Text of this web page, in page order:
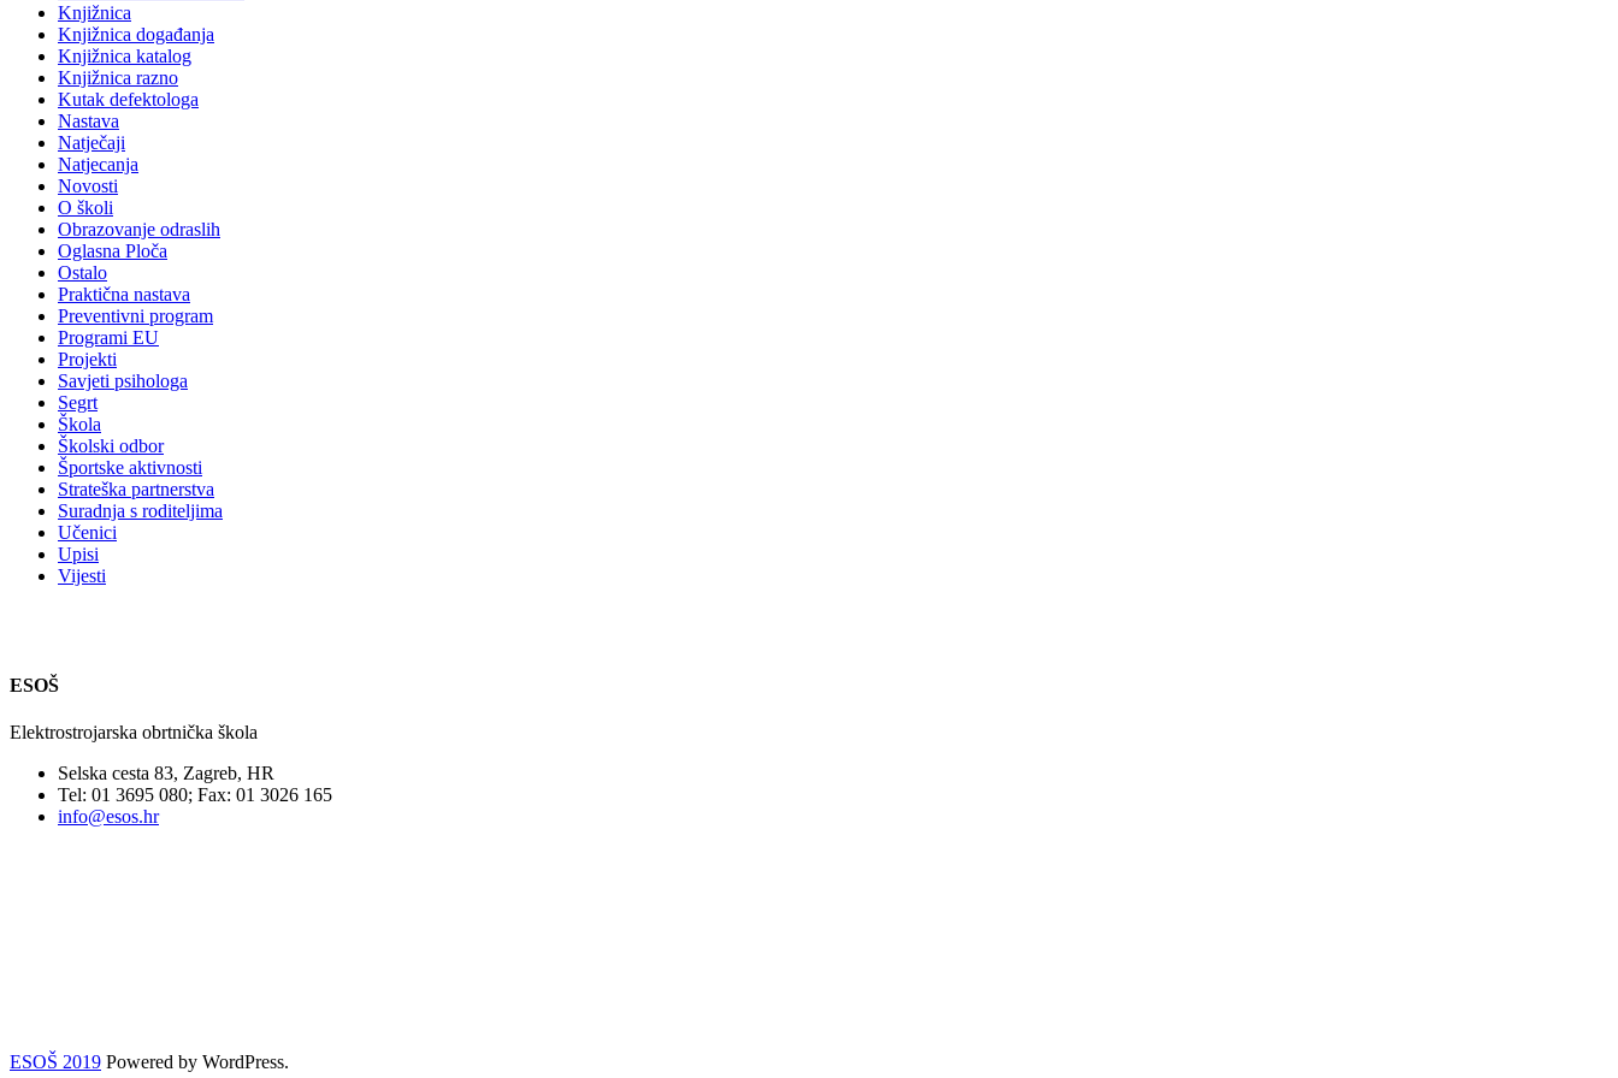
Knjižnica
Knjižnica događanja
Knjižnica katalog
Knjižnica razno
Kutak defektologa
Nastava
Natječaji
Natjecanja
Novosti
O školi
Obrazovanje odraslih
Oglasna Ploča
Ostalo
Praktična nastava
Preventivni program
Programi EU
Projekti
Savjeti psihologa
Segrt
Škola
Školski odbor
Športske aktivnosti
Strateška partnerstva
Suradnja s roditeljima
Učenici
Upisi
Vijesti
ESOŠ
Elektrostrojarska obrtnička škola
Selska cesta 83, Zagreb, HR
Tel: 01 3695 080; Fax: 01 3026 165
info@esos.hr
ESOŠ 2019 Powered by WordPress.